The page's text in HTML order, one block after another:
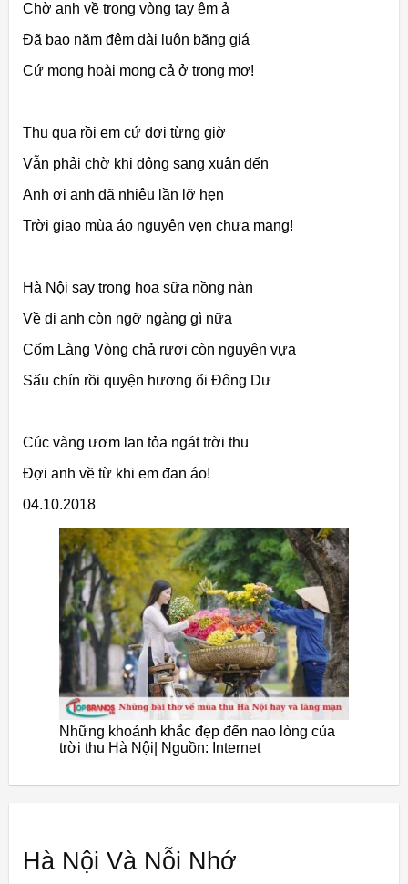
Chờ anh về trong vòng tay êm ả
Đã bao năm đêm dài luôn băng giá
Cứ mong hoài mong cả ở trong mơ!
Thu qua rồi em cứ đợi từng giờ
Vẫn phải chờ khi đông sang xuân đến
Anh ơi anh đã nhiêu lần lỡ hẹn
Trời giao mùa áo nguyên vẹn chưa mang!
Hà Nội say trong hoa sữa nồng nàn
Về đi anh còn ngỡ ngàng gì nữa
Cốm Làng Vòng chả rươi còn nguyên vựa
Sấu chín rồi quyện hương ổi Đông Dư
Cúc vàng ươm lan tỏa ngát trời thu
Đợi anh về từ khi em đan áo!
04.10.2018
Những khoảnh khắc đẹp đến nao lòng của
trời thu Hà Nội| Nguồn: Internet
Hà Nội Và Nỗi Nhớ